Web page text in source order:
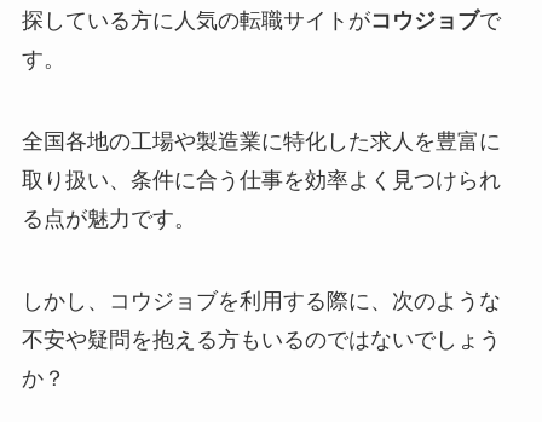
探している方に人気の転職サイトがコウジョブで
す。
全国各地の工場や製造業に特化した求人を豊富に
取り扱い、条件に合う仕事を効率よく見つけられ
る点が魅力です。
しかし、コウジョブを利用する際に、次のような
不安や疑問を抱える方もいるのではないでしょう
か？